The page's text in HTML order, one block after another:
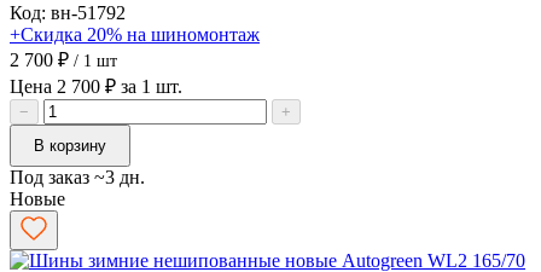
Код: вн-51792
+Скидка 20% на шиномонтаж
2 700 ₽ / 1 шт
Цена 2 700 ₽ за 1 шт.
−
+
В корзину
Под заказ ~3 дн.
Новые